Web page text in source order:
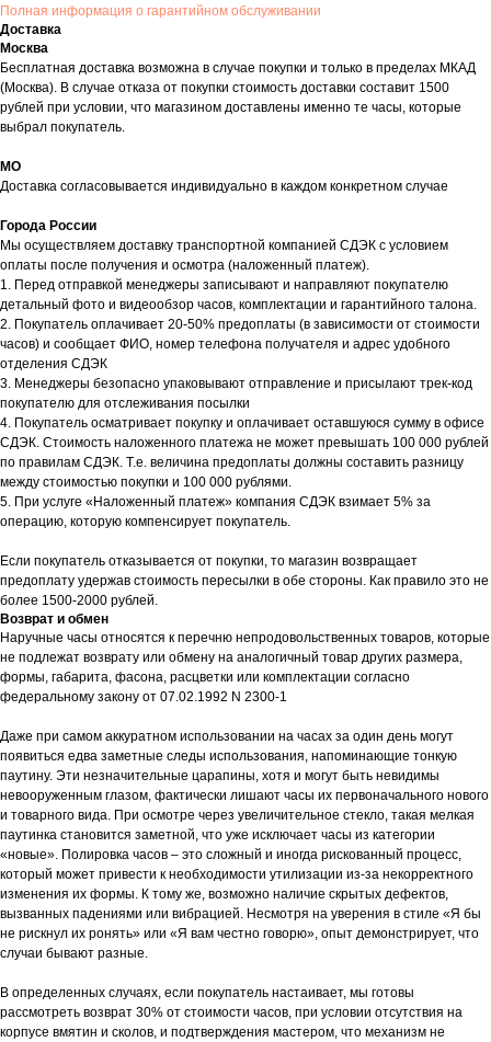
Полная информация о гарантийном обслуживании
Доставка
Москва
Бесплатная доставка возможна в случае покупки и только в пределах МКАД
(Москва). В случае отказа от покупки стоимость доставки составит 1500
рублей при условии, что магазином доставлены именно те часы, которые
выбрал покупатель.
МО
Доставка согласовывается индивидуально в каждом конкретном случае
Города России
Мы осуществляем доставку транспортной компанией СДЭК с условием
оплаты после получения и осмотра (наложенный платеж).
1. Перед отправкой менеджеры записывают и направляют покупателю
детальный фото и видеообзор часов, комплектации и гарантийного талона.
2. Покупатель оплачивает 20-50% предоплаты (в зависимости от стоимости
часов) и сообщает ФИО, номер телефона получателя и адрес удобного
отделения СДЭК
3. Менеджеры безопасно упаковывают отправление и присылают трек-код
покупателю для отслеживания посылки
4. Покупатель осматривает покупку и оплачивает оставшуюся сумму в офисе
СДЭК. Стоимость наложенного платежа не может превышать 100 000 рублей
по правилам СДЭК. Т.е. величина предоплаты должны составить разницу
между стоимостью покупки и 100 000 рублями.
5. При услуге «Наложенный платеж» компания СДЭК взимает 5% за
операцию, которую компенсирует покупатель.
Если покупатель отказывается от покупки, то магазин возвращает
предоплату удержав стоимость пересылки в обе стороны. Как правило это не
более 1500-2000 рублей.
Возврат и обмен
Наручные часы относятся к перечню непродовольственных товаров, которые
не подлежат возврату или обмену на аналогичный товар других размера,
формы, габарита, фасона, расцветки или комплектации согласно
федеральному закону от 07.02.1992 N 2300-1
Даже при самом аккуратном использовании на часах за один день могут
появиться едва заметные следы использования, напоминающие тонкую
паутину. Эти незначительные царапины, хотя и могут быть невидимы
невооруженным глазом, фактически лишают часы их первоначального нового
и товарного вида. При осмотре через увеличительное стекло, такая мелкая
паутинка становится заметной, что уже исключает часы из категории
«новые». Полировка часов – это сложный и иногда рискованный процесс,
который может привести к необходимости утилизации из-за некорректного
изменения их формы. К тому же, возможно наличие скрытых дефектов,
вызванных падениями или вибрацией. Несмотря на уверения в стиле «Я бы
не рискнул их ронять» или «Я вам честно говорю», опыт демонстрирует, что
случаи бывают разные.
В определенных случаях, если покупатель настаивает, мы готовы
рассмотреть возврат 30% от стоимости часов, при условии отсутствия на
корпусе вмятин и сколов, и подтверждения мастером, что механизм не